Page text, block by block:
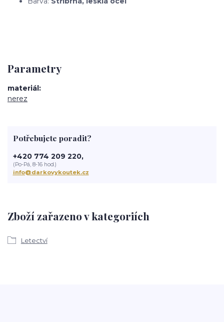
Parametry
materiál
nerez
Zboží zařazeno v kategoriích
Letectví
Potřebujete poradit?
+420 774 209 220,
(Po-Pá, 8-16 hod.)
info@darkovykoutek.cz